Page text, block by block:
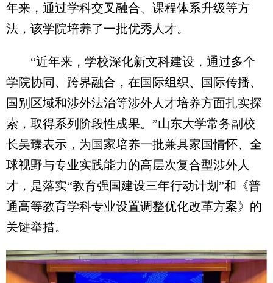
年来，通过学科交叉融合、课程体系升级等方
法，该学院培养了一批优秀人才。
“近年来，学校深化新文科建设，通过多个
学院协同、跨界融合，在国际组织、国际传播、
国别区域和涉外法治等涉外人才培养方面扎实探
索，取得系列阶段性成果。”山东大学常务副校
长吴臻表示，为国家培养一批兼具家国情怀、全
球视野与专业实践能力的高层次复合型涉外人
才，是落实“教育强国建设三年行动计划”和《普
通高等教育学科专业设置调整优化改革方案》的
关键举措。